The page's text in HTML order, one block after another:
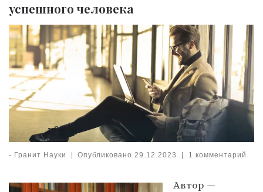
успешного человека
- Гранит Науки | Опубликовано 29.12.2023 | 1 комментарий
Автор —